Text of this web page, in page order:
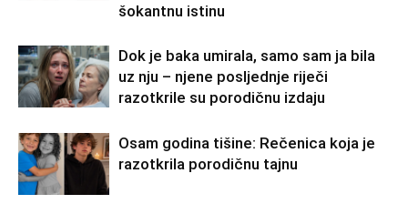
šokantnu istinu
Dok je baka umirala, samo sam ja bila
uz nju – njene posljednje riječi
razotkrile su porodičnu izdaju
Osam godina tišine: Rečenica koja je
razotkrila porodičnu tajnu